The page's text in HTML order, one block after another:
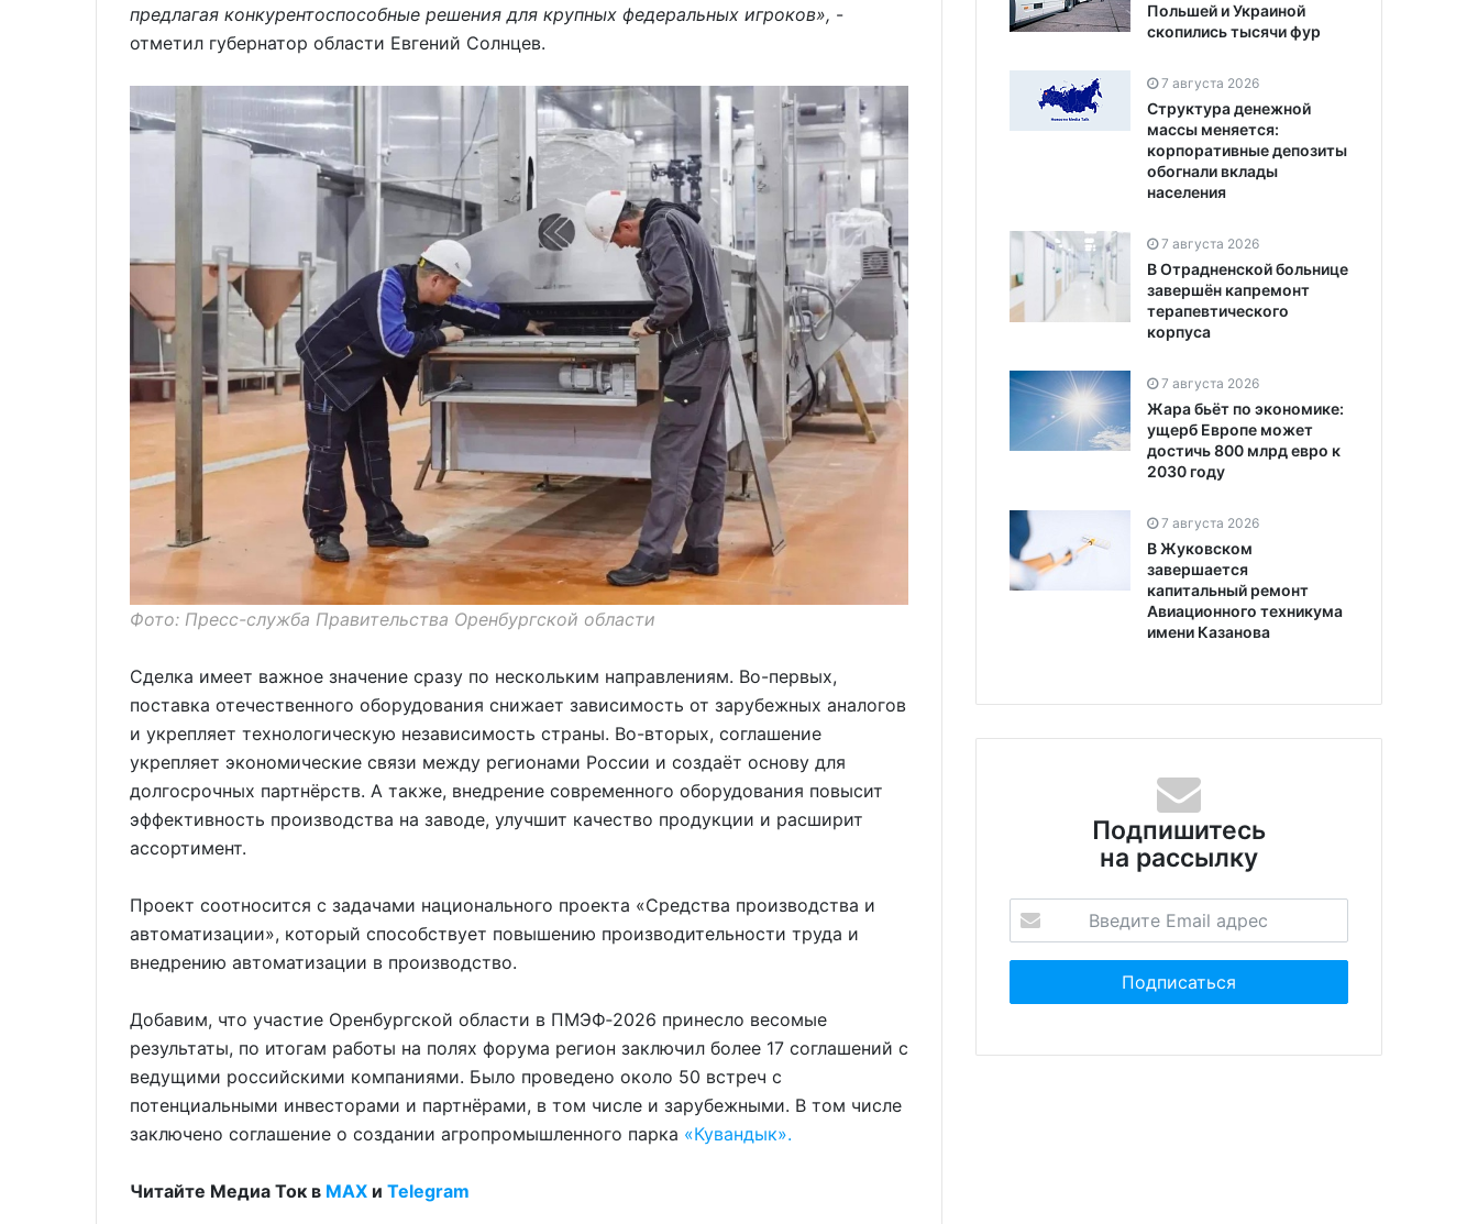
предлагая конкурентоспособные решения для крупных федеральных игроков», -
отметил губернатор области Евгений Солнцев.
Фото: Пресс-служба Правительства Оренбургской области
Сделка имеет важное значение сразу по нескольким направлениям. Во-первых,
поставка отечественного оборудования снижает зависимость от зарубежных аналогов
и укрепляет технологическую независимость страны. Во-вторых, соглашение
укрепляет экономические связи между регионами России и создаёт основу для
долгосрочных партнёрств. А также, внедрение современного оборудования повысит
эффективность производства на заводе, улучшит качество продукции и расширит
ассортимент.
Проект соотносится с задачами национального проекта «Средства производства и
автоматизации», который способствует повышению производительности труда и
внедрению автоматизации в производство.
Добавим, что участие Оренбургской области в ПМЭФ‑2026 принесло весомые
результаты, по итогам работы на полях форума регион заключил более 17 соглашений с
ведущими российскими компаниями. Было проведено около 50 встреч с
потенциальными инвесторами и партнёрами, в том числе и зарубежными. В том числе
заключено соглашение о создании агропромышленного парка «Кувандык».
Читайте Медиа Ток в МАХ и Telegram
Польшей и Украиной
скопились тысячи фур
7 августа 2026
Структура денежной
массы меняется:
корпоративные депозиты
обогнали вклады
населения
7 августа 2026
В Отрадненской больнице
завершён капремонт
терапевтического
корпуса
7 августа 2026
Жара бьёт по экономике:
ущерб Европе может
достичь 800 млрд евро к
2030 году
7 августа 2026
В Жуковском
завершается
капитальный ремонт
Авиационного техникума
имени Казанова
Подпишитесь
на рассылку